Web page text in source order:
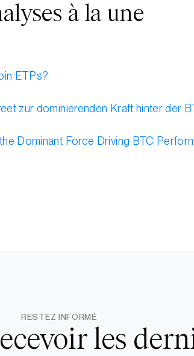
à la une
ETPs?
zur dominierenden Kraft hinter der
Dominant Force Driving BTC
RESTEZ INFORMÉ
les